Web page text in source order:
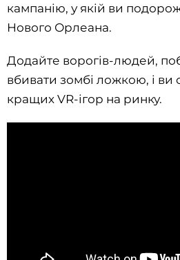
кампанію, у якій ви
Нового Орлеана.
Додайте ворогів-людей,
вбивати зомбі ложкою, і ви
кращих VR-ігор на ринку.